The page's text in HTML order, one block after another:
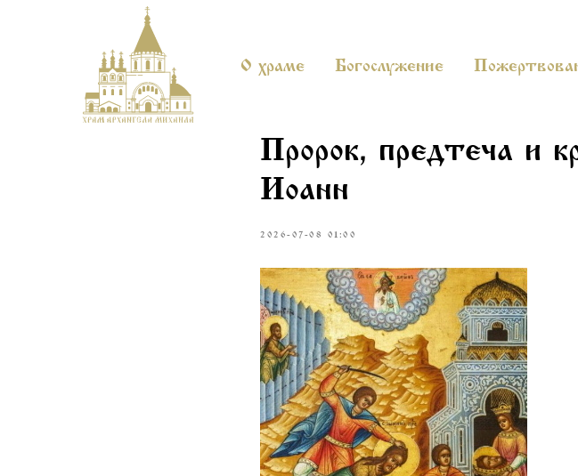
О храме Богослужение
Пророк, предтеча и
Иоанн
2026-07-08 01:00